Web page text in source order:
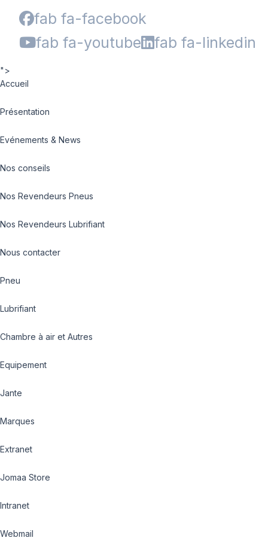
fab fa-facebook
fab fa-youtube
fab fa-linkedin
">
Accueil
Présentation
Evénements & News
Nos conseils
Nos Revendeurs Pneus
Nos Revendeurs Lubrifiant
Nous contacter
Pneu
Lubrifiant
Chambre à air et Autres
Equipement
Jante
Marques
Extranet
Jomaa Store
Intranet
Webmail